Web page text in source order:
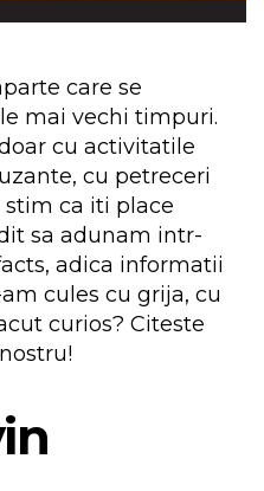
care se
mai vechi timpuri.
cu activitatile
cu petreceri
stim ca iti place
sa adunam intr-
adica informatii
cules cu grija, cu
curios? Citeste